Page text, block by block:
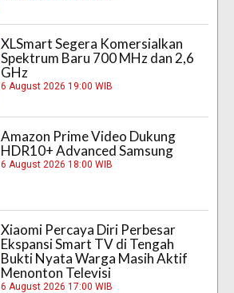
XLSmart Segera Komersialkan
Spektrum Baru 700 MHz dan 2,6
GHz
6 August 2026 19:00 WIB
Amazon Prime Video Dukung
HDR10+ Advanced Samsung
6 August 2026 18:00 WIB
Xiaomi Percaya Diri Perbesar
Ekspansi Smart TV di Tengah
Bukti Nyata Warga Masih Aktif
Menonton Televisi
6 August 2026 17:00 WIB